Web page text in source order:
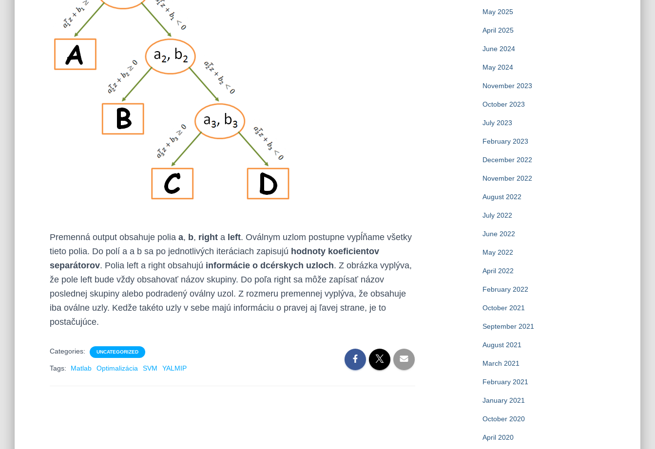
Premenná output obsahuje polia a, b, right a left. Oválnym uzlom postupne vypĺňame všetky
tieto polia. Do polí a a b sa po jednotlivých iteráciach zapisujú hodnoty koeficientov
separátorov. Polia left a right obsahujú informácie o dcérskych uzloch. Z obrázka vyplýva,
že pole left bude vždy obsahovať názov skupiny. Do poľa right sa môže zapísať názov
poslednej skupiny alebo podradený oválny uzol. Z rozmeru premennej vyplýva, že obsahuje
iba oválne uzly. Kedže takéto uzly v sebe majú informáciu o pravej aj ľavej strane, je to
postačujúce.
Categories: UNCATEGORIZED
Tags: Matlab Optimalizácia SVM YALMIP
May 2025
April 2025
June 2024
May 2024
November 2023
October 2023
July 2023
February 2023
December 2022
November 2022
August 2022
July 2022
June 2022
May 2022
April 2022
February 2022
October 2021
September 2021
August 2021
March 2021
February 2021
January 2021
October 2020
April 2020